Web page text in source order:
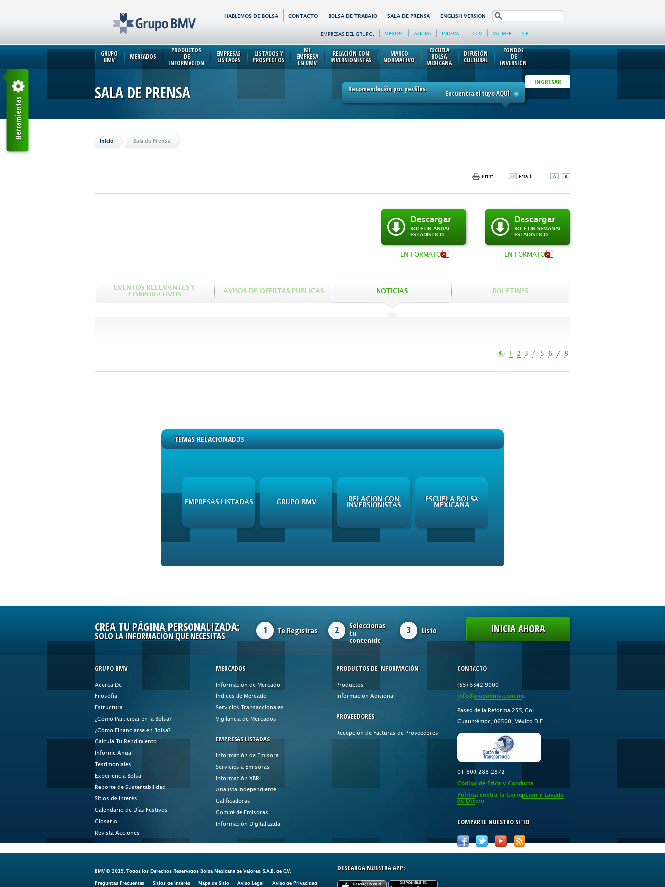
HABLEMOS DE BOLSA CONTACTO BOLSA DE TRABAJO SALA DE PRENSA ENGLISH VERSION search
EMPRESAS DEL GRUPO: MexDer ASIGNA INDEVAL CCV VALMER SIF
GRUPO
BMV MERCADOS
PRODUCTOS
DE
INFORMACIÓN
EMPRESAS
LISTADAS
LISTADOS Y
PROSPECTOS
MI
EMPRESA
EN BMV
RELACIÓN CON
INVERSIONISTAS
MARCO
NORMATIVO
ESCUELA
BOLSA
MEXICANA
DIFUSIÓN
CULTURAL
FONDOS
DE
INVERSIÓN
INGRESAR
SALA DE PRENSA Recomendación por perfiles: Encuentra el tuyo AQUÍ
Inicio Sala de Prensa
Print Email
Descargar
BOLETÍN ANUAL
ESTADÍSTICO
EN FORMATO
Descargar
BOLETÍN SEMANAL
ESTADÍSTICO
EN FORMATO
EVENTOS RELEVANTES Y
CORPORATIVOS
AVISOS DE OFERTAS PÚBLICAS NOTICIAS BOLETINES
1 2 3 4 5 6 7 8
TEMAS RELACIONADOS
EMPRESAS LISTADAS GRUPO BMV
RELACIÓN CON
INVERSIONISTAS
ESCUELA BOLSA
MEXICANA
CREA TU PÁGINA PERSONALIZADA:
SOLO LA INFORMACIÓN QUE NECESITAS
1 Te Registras 2 Seleccionas
tu
contenido
3 Listo INICIA AHORA
GRUPO BMV
Acerca De
Filosofía
Estructura
¿Cómo Participar en la Bolsa?
¿Cómo Financiarse en Bolsa?
Calcula Tu Rendimiento
Informe Anual
Testimoniales
Experiencia Bolsa
Reporte de Sustentabilidad
Sitios de Interés
Calendario de Días Festivos
Glosario
Revista Acciones
MERCADOS
Información de Mercado
Índices de Mercado
Servicios Transaccionales
Vigilancia de Mercados
EMPRESAS LISTADAS
Información de Emisora
Servicios a Emisoras
Información XBRL
Analista Independiente
Calificadoras
Comité de Emisoras
Información Digitalizada
PRODUCTOS DE INFORMACIÓN
Productos
Información Adicional
PROVEEDORES
Recepción de Facturas de Proveedores
CONTACTO
(55) 5342 9000
info@grupobmv.com.mx
Paseo de la Reforma 255, Col.
Cuauhtémoc, 06500, México D.F.
01-800-288-2872
Código de Ética y Conducta
Política contra la Corrupción y Lavado
de Dinero
COMPARTE NUESTRO SITIO
BMV © 2015. Todos los Derechos Reservados Bolsa Mexicana de Valores, S.A.B. de C.V.
Preguntas Frecuentes Sitios de Interés Mapa de Sitio Aviso Legal Aviso de Privacidad
DESCARGA NUESTRA APP:
Herramientas